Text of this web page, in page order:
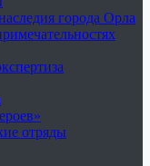
города Орла
отряды